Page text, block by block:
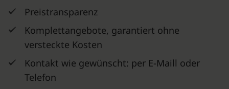
Preistransparenz
Komplettangebote, garantiert ohne
versteckte Kosten
Kontakt wie gewünscht: per E-Maill oder
Telefon